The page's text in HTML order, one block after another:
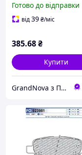
SL11.84298
Готово до відправки
від39₴/міс
385.68₴
Купити
GrandNova з ПДВ